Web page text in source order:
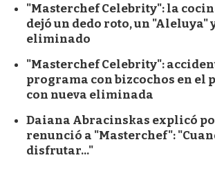
"Masterchef Celebrity": la
dejó un dedo roto, un "Aleluya"
eliminado
"Masterchef Celebrity":
programa con bizcochos en el
con nueva eliminada
Daiana Abracinskas explicó
renunció a "Masterchef":
disfrutar..."